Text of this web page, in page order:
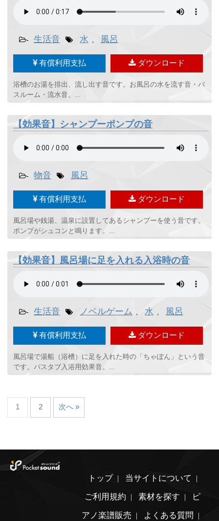
- 生活音 水 風呂
有償利用支払 ダウンロード
浴槽のお湯を排出、流し出す音です。お風呂の水を流す音・バ
スルーム・流水音。...
【効果音】シャンプーポンプの音
- 物音 風呂
有償利用支払 ダウンロード
風呂場や銭湯、温泉に設置してあるシャンプーを使う音です。
ポンプがシュコンと鳴ります。...
【効果音】風呂場に足を入れる入浴時の音
- 生活音 ノベルゲーム 水 風呂
有償利用支払 ダウンロード
風呂場で湯船（浴槽）に足を入れた時の「ちゃぽん」という音
です。バスタブ入浴用効果音。...
1 2 次へ »
トップ
当サイトについて
ご利用規約
素材を探す
ピ
アノ楽譜販売
よくある質問